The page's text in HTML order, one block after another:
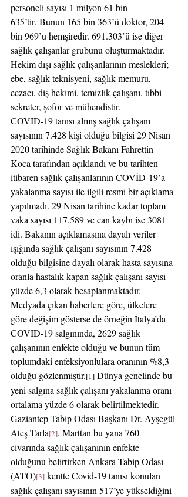
personeli sayısı 1 milyon 61 bin
635’tir. Bunun 165 bin 363’ü doktor, 204
bin 969’u hemşiredir. 691.303’ü ise diğer
sağlık çalışanlar grubunu oluşturmaktadır.
Hekim dışı sağlık çalışanlarının meslekleri;
ebe, sağlık teknisyeni, sağlık memuru,
eczacı, diş hekimi, temizlik çalışanı, tıbbi
sekreter, şoför ve mühendistir.
COVID-19 tanısı almış sağlık çalışanı
sayısının 7.428 kişi olduğu bilgisi 29 Nisan
2020 tarihinde Sağlık Bakanı Fahrettin
Koca tarafından açıklandı ve bu tarihten
itibaren sağlık çalışanlarının COVİD-19’a
yakalanma sayısı ile ilgili resmi bir açıklama
yapılmadı. 29 Nisan tarihine kadar toplam
vaka sayısı 117.589 ve can kaybı ise 3081
idi. Bakanın açıklamasına dayalı veriler
ışığında sağlık çalışanı sayısının 7.428
olduğu bilgisine dayalı olarak hasta sayısına
oranla hastalık kapan sağlık çalışanı sayısı
yüzde 6,3 olarak hesaplanmaktadır.
Medyada çıkan haberlere göre, ülkelere
göre değişim gösterse de örneğin İtalya’da
COVID-19 salgınında, 2629 sağlık
çalışanının enfekte olduğu ve bunun tüm
toplumdaki enfeksiyonlulara oranının %8,3
olduğu gözlenmiştir.[1] Dünya genelinde bu
yeni salgına sağlık çalışanı yakalanma oranı
ortalama yüzde 6 olarak belirtilmektedir.
Gaziantep Tabip Odası Başkanı Dr. Ayşegül
Ateş Tarla[2], Marttan bu yana 760
civarında sağlık çalışanının enfekte
olduğunu belirtirken Ankara Tabip Odası
(ATO)[3] kentte Covid-19 tanısı konulan
sağlık çalışanı sayısının 517’ye yükseldiğini